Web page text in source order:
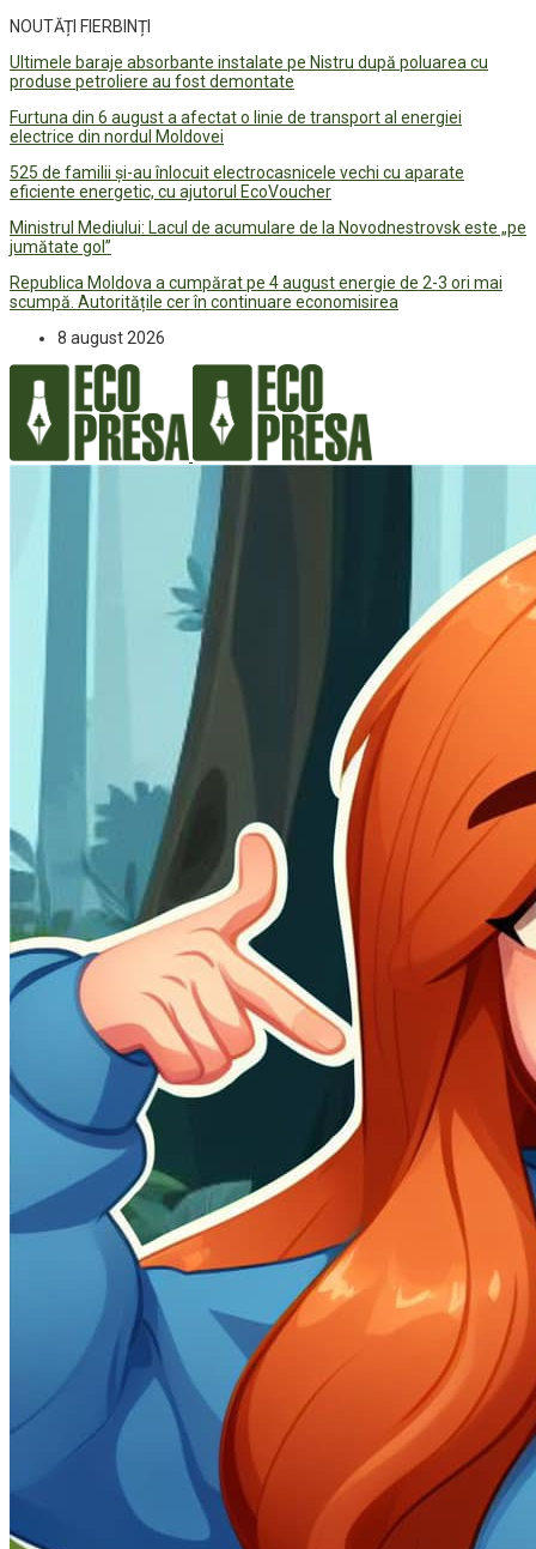
NOUTĂȚI FIERBINȚI
Ultimele baraje absorbante instalate pe Nistru după poluarea cu
produse petroliere au fost demontate
Furtuna din 6 august a afectat o linie de transport al energiei
electrice din nordul Moldovei
525 de familii și-au înlocuit electrocasnicele vechi cu aparate
eficiente energetic, cu ajutorul EcoVoucher
Ministrul Mediului: Lacul de acumulare de la Novodnestrovsk este „pe
jumătate gol”
Republica Moldova a cumpărat pe 4 august energie de 2-3 ori mai
scumpă. Autoritățile cer în continuare economisirea
8 august 2026